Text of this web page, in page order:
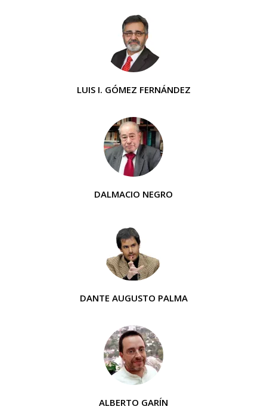
LUIS I. GÓMEZ FERNÁNDEZ
DALMACIO NEGRO
DANTE AUGUSTO PALMA
ALBERTO GARÍN